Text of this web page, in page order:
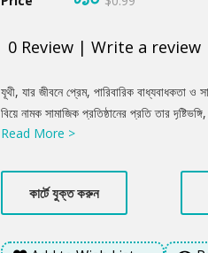
0 Review | Write a review
Product
Summery
যূথী, যার জীবনে প্রেম, পারিবারিক বাধ্যবাধকতা
বিয়ে নামক সামাজিক প্রতিষ্ঠানের প্রতি তার
সে নিজের অবস্থান খুঁজে পেতে চায়। অন্যদিকে,
মধুরতা ও তিক্ততার মিশেলে রচিত এক জীবনঘনিষ্ঠ
Read More >
কার্টে যুক্ত করুন